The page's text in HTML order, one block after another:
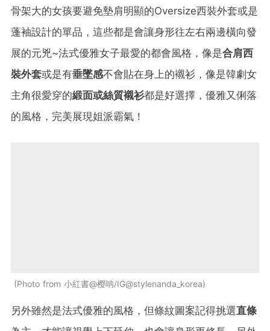
骨架大的女孩要避免墊肩明顯的Oversize西裝外套或是
蓬袖設計的單品，這些都是會讓身形往左右兩邊橫向發
展的元兇~法式優雅女子最愛的都會風格，像是合肩西
裝外套或是有垂墜感不會貼在身上的襯衫，像是韓劇女
主角很愛穿的緞面或絲質襯衫都是好選擇，優雅又俐落
的風格，完美展現姐派霸氣！
Photo from 小紅書@樱呐/IG@stylenanda_korea
另外雖然是法式優雅的風格，但條紋圖案記得挑選直條